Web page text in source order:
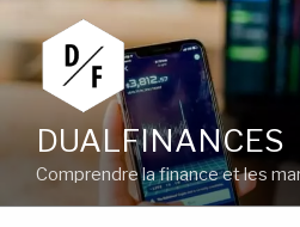
au
contenu
principal
DUALFINANCES
Comprendre la finance et les